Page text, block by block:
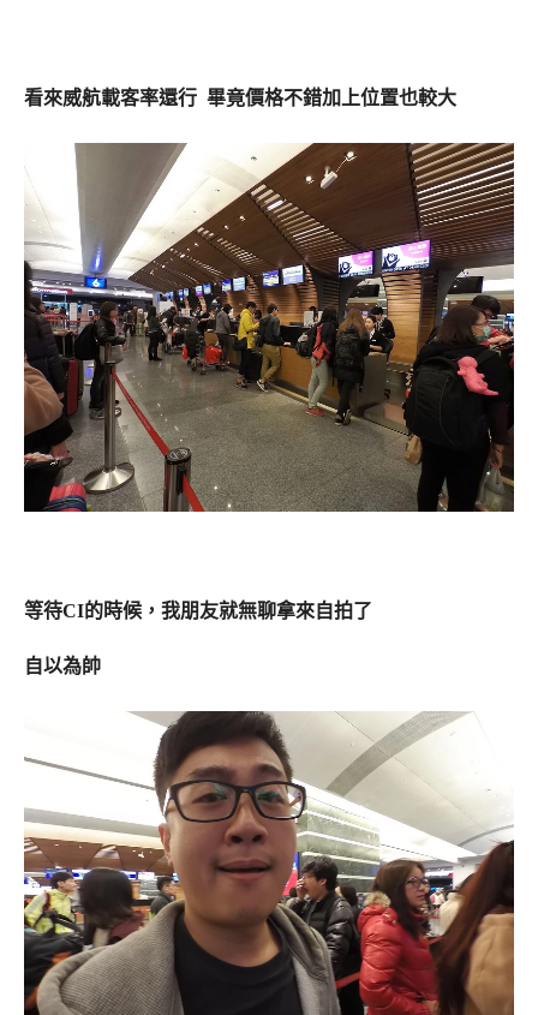
看來威航載客率還行 畢竟價格不錯加上位置也較大
等待CI的時候，我朋友就無聊拿來自拍了
自以為帥